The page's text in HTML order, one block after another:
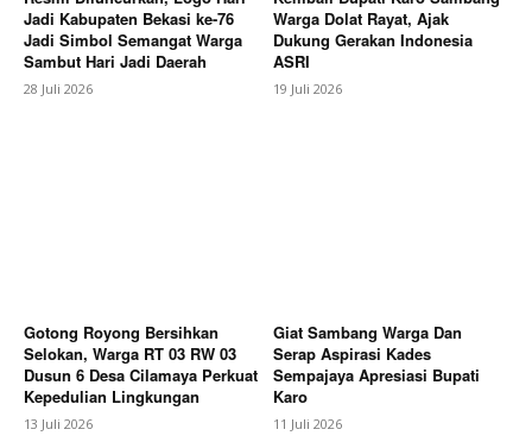
Jadi Kabupaten Bekasi ke-76
Jadi Simbol Semangat Warga
Sambut Hari Jadi Daerah
28 Juli 2026
Warga Dolat Rayat, Ajak
Dukung Gerakan Indonesia
ASRI
19 Juli 2026
Gotong Royong Bersihkan
Selokan, Warga RT 03 RW 03
Dusun 6 Desa Cilamaya Perkuat
Kepedulian Lingkungan
13 Juli 2026
Giat Sambang Warga Dan
Serap Aspirasi Kades
Sempajaya Apresiasi Bupati
Karo
11 Juli 2026